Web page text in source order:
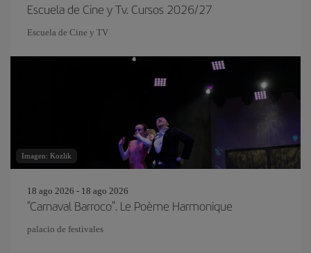
Escuela de Cine y Tv. Cursos 2026/27
Escuela de Cine y TV
Imagen: Kozlik
18 ago 2026 - 18 ago 2026
"Carnaval Barroco". Le Poème Harmonique
palacio de festivales